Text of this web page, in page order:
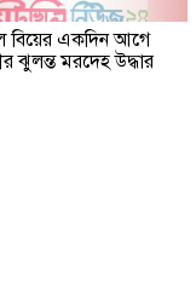
বিয়ের একদিন আগে
ঝুলন্ত মরদেহ উদ্ধার